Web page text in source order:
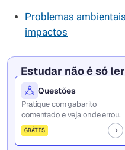
Problemas
impactos
Estudar não é só ler
Questões
Pratique com gabarito
comentado e veja onde errou.
GRÁTIS